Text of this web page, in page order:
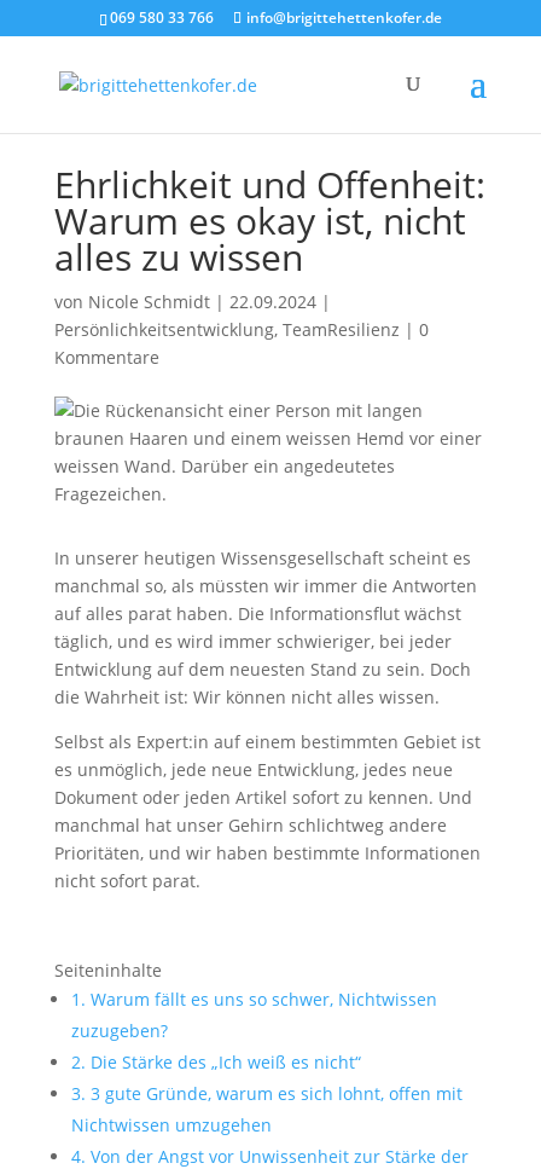
069 580 33 766 info@brigittehettenkofer.de
Ehrlichkeit und Offenheit:
Warum es okay ist, nicht
alles zu wissen
von Nicole Schmidt| 22.09.2024|
Persönlichkeitsentwicklung, TeamResilienz | 0
Kommentare
In unserer heutigen Wissensgesellschaft scheint es
manchmal so, als müssten wir immer die Antworten
auf alles parat haben. Die Informationsflut wächst
täglich, und es wird immer schwieriger, bei jeder
Entwicklung auf dem neuesten Stand zu sein. Doch
die Wahrheit ist: Wir können nicht alles wissen.
Selbst als Expert:in auf einem bestimmten Gebiet ist
es unmöglich, jede neue Entwicklung, jedes neue
Dokument oder jeden Artikel sofort zu kennen. Und
manchmal hat unser Gehirn schlichtweg andere
Prioritäten, und wir haben bestimmte Informationen
nicht sofort parat.
Seiteninhalte
1. Warum fällt es uns so schwer, Nichtwissen
zuzugeben?
2. Die Stärke des „Ich weiß es nicht“
3. 3 gute Gründe, warum es sich lohnt, offen mit
Nichtwissen umzugehen
4. Von der Angst vor Unwissenheit zur Stärke der